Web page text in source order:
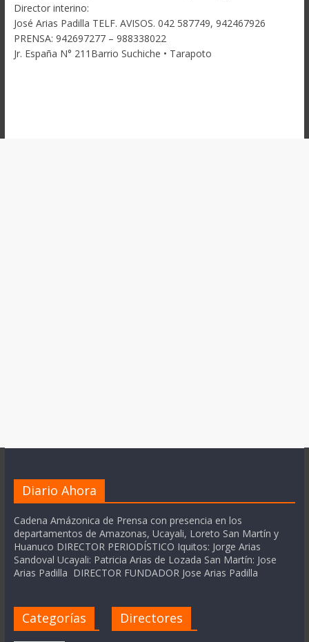
Director interino:
José Arias Padilla TELF. AVISOS. 042 587749, 942467926
PRENSA: 942697277 – 988338022
Jr. España N° 211Barrio Suchiche • Tarapoto
Diario Ahora
Cadena Amázonica de Prensa con presencia en los
departamentos de Amazonas, Ucayali, Loreto San Martín y
Huanuco DIRECTOR PERIODÍSTICO Iquitos: Jorge Arias
Sandoval Ucayali: Patricia Arias de Lozada San Martín: Jose
Arias Padilla DIRECTOR FUNDADOR Jose Arias Padilla
Categorías Directores